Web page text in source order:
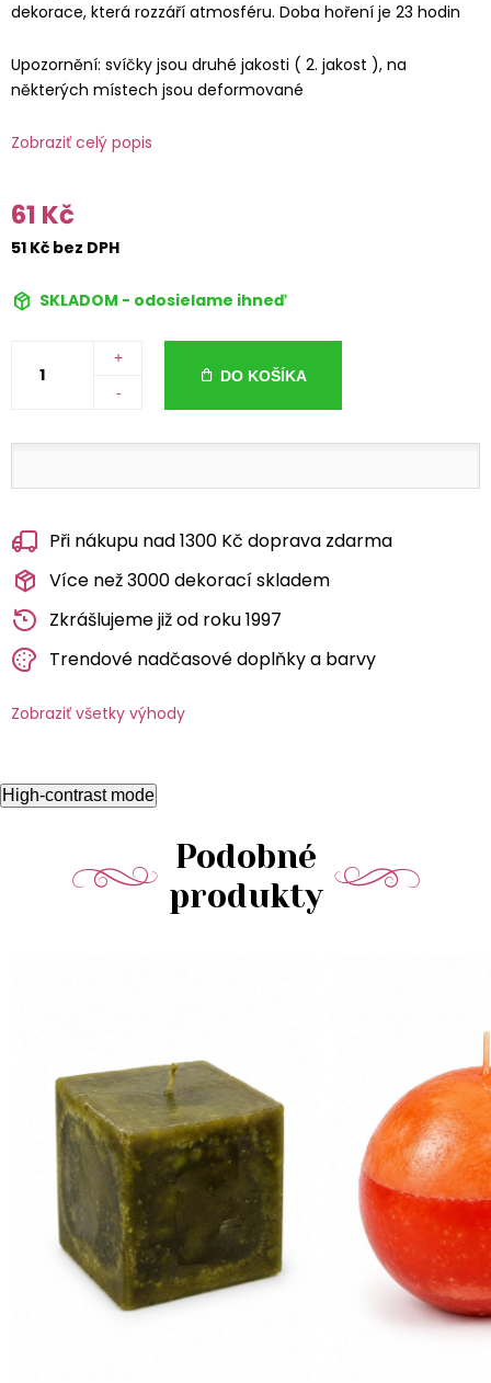
dekorace, která rozzáří atmosféru. Doba hoření je 23 hodin
Upozornění: svíčky jsou druhé jakosti ( 2. jakost ), na
některých místech jsou deformované
Zobraziť celý popis
61 Kč
51 Kč bez DPH
SKLADOM - odosielame ihneď
+
-
DO KOŠÍKA
Při nákupu nad 1300 Kč doprava zdarma
Více než 3000 dekorací skladem
Zkrášlujeme již od roku 1997
Trendové nadčasové doplňky a barvy
Zobraziť všetky výhody
High-contrast mode
Podobné
produkty